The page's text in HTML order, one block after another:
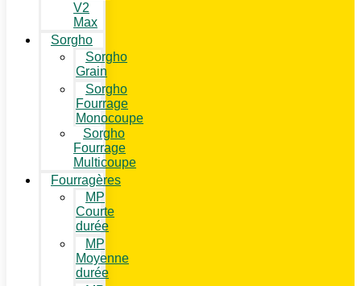
V2
Max
Sorgho
Sorgho
Grain
Sorgho
Fourrage
Monocoupe
Sorgho
Fourrage
Multicoupe
Fourragères
MP
Courte
durée
MP
Moyenne
durée